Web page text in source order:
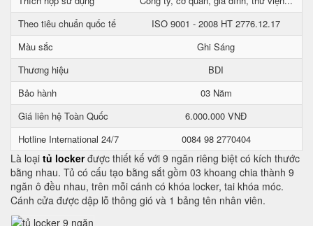
Theo tiêu chuẩn quốc tế
ISO 9001 - 2008 HT 2776.12.17
Màu sắc
Ghi Sáng
Thương hiệu
BDI
Bảo hành
03 Năm
Giá liên hệ Toàn Quốc
6.000.000 VNĐ
Hotline International 24/7
0084 98 2770404
Là loại tủ lockerđược thiết kế với 9 ngăn riêng biệt có kích thước
bằng nhau. Tủ có cấu tạo bằng sắt gồm 03 khoang chia thành 9
ngăn ô đều nhau, trên mỗi cánh có khóa locker, tai khóa móc.
Cánh cửa được dập lỗ thông gió và 1 bảng tên nhân viên.